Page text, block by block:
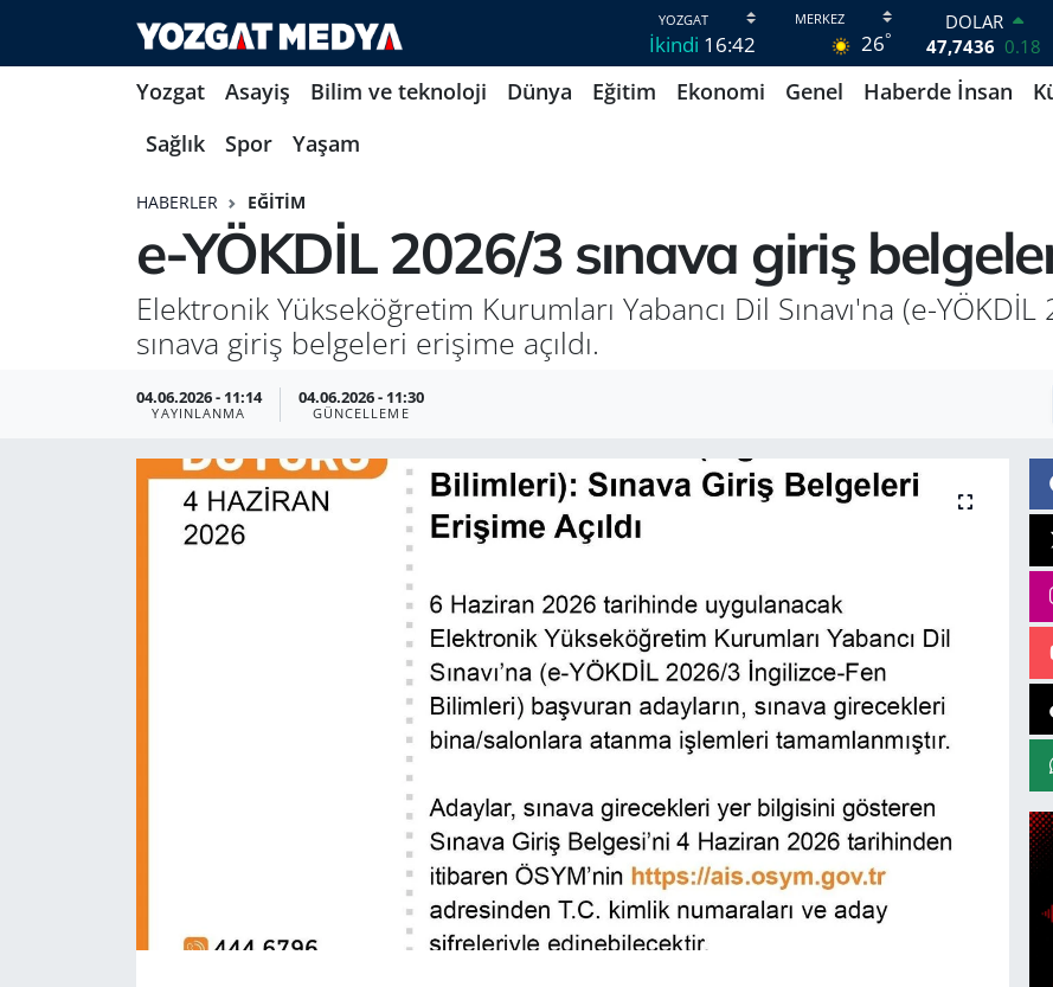
İkindi 16:42 26°
DOLAR
47,7436 0.18
EURO
55,2510 0.32
13.779
-14
BITCOIN
64.840,97
-0.15
Yozgat Asayiş Bilim ve teknoloji Dünya Eğitim Ekonomi Genel Haberde İnsan
Sağlık
Spor Yaşam
HABERLER EĞITIM
e-YÖKDİL 2026/3 sınava giriş
Elektronik Yükseköğretim Kurumları Yabancı Dil Sınavı'na (e-
sınava giriş belgeleri erişime açıldı.
04.06.2026 - 11:14
YAYINLANMA
04.06.2026 - 11:30
GÜNCELLEME